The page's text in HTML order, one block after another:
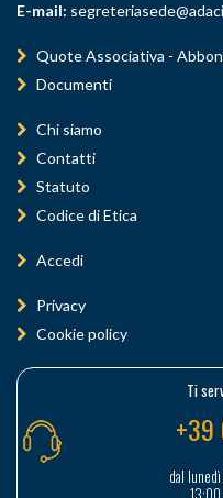
E-mail:
Quote Associativa -
Documenti
Chi siamo
Contatti
Statuto
Codice di Etica
Accedi
Privacy
Cookie policy
Ti
+39
dal